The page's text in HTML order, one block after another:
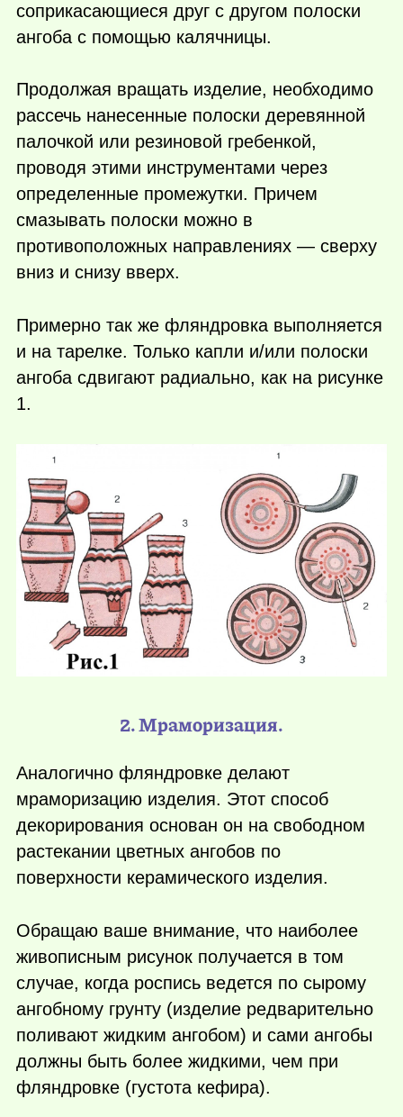
соприкасающиеся друг с другом полоски
ангоба с помощью калячницы.
Продолжая вращать изделие, необходимо
рассечь нанесенные полоски деревянной
палочкой или резиновой гребенкой,
проводя этими инструментами через
определенные промежутки. Причем
смазывать полоски можно в
противоположных направлениях — сверху
вниз и снизу вверх.
Примерно так же фляндровка выполняется
и на тарелке. Только капли и/или полоски
ангоба сдвигают радиально, как на рисунке
1.
2. Мраморизация.
Аналогично фляндровке делают
мраморизацию изделия. Этот способ
декорирования основан он на свободном
растекании цветных ангобов по
поверхности керамического изделия.
Обращаю ваше внимание, что наиболее
живописным рисунок получается в том
случае, когда роспись ведется по сырому
ангобному грунту (изделие редварительно
поливают жидким ангобом) и сами ангобы
должны быть более жидкими, чем при
фляндровке (густота кефира).